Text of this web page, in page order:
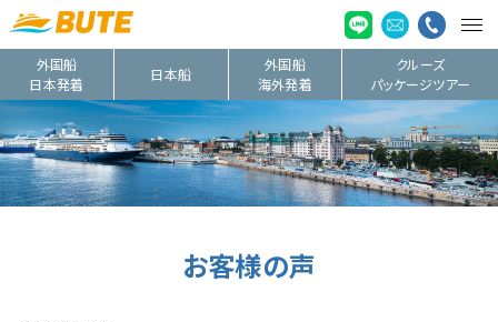
外国船
日本発着
日本船
外国船
海外発着
クルーズ
パッケージツアー
お客様の声